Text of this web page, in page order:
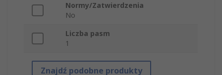
Normy/Zatwierdzenia
No
Liczba pasm
1
Znajdź podobne produkty